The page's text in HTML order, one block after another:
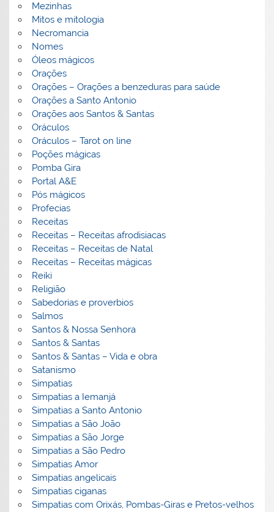
Mezinhas
Mitos e mitologia
Necromancia
Nomes
Óleos mágicos
Orações
Orações – Orações a benzeduras para saúde
Orações a Santo Antonio
Orações aos Santos & Santas
Oráculos
Oráculos – Tarot on line
Poções mágicas
Pomba Gira
Portal A&E
Pós mágicos
Profecias
Receitas
Receitas – Receitas afrodisiacas
Receitas – Receitas de Natal
Receitas – Receitas mágicas
Reiki
Religião
Sabedorias e proverbios
Salmos
Santos & Nossa Senhora
Santos & Santas
Santos & Santas – Vida e obra
Satanismo
Simpatias
Simpatias a Iemanjá
Simpatias a Santo Antonio
Simpatias a São João
Simpatias a São Jorge
Simpatias a São Pedro
Simpatias Amor
Simpatias angelicais
Simpatias ciganas
Simpatias com Orixás, Pombas-Giras e Pretos-velhos